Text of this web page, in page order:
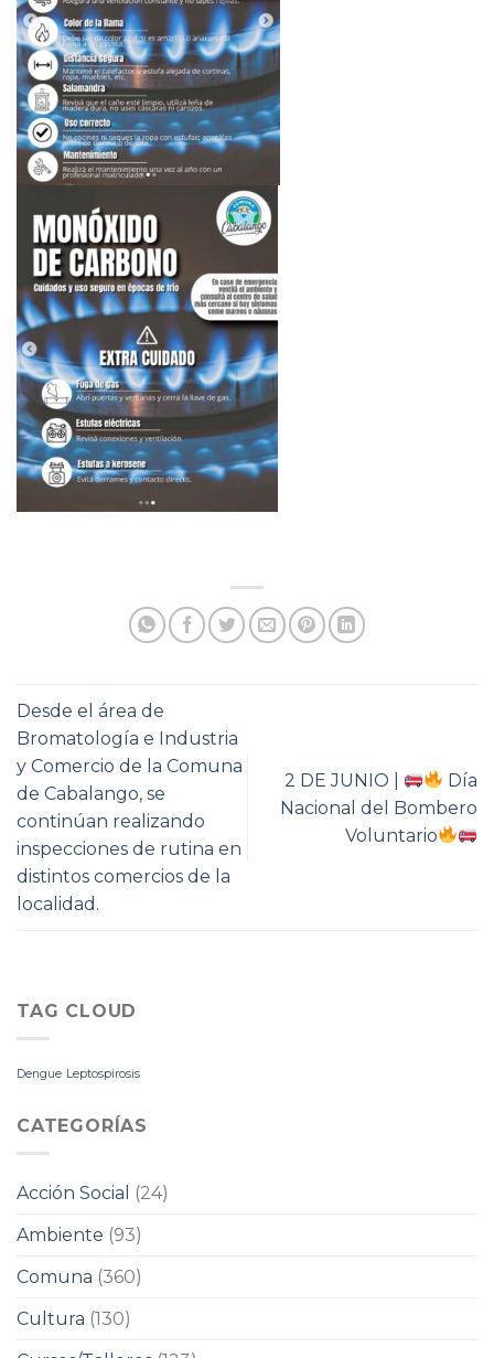
Desde el área de
Bromatología e Industria
y Comercio de la Comuna
de Cabalango, se
continúan realizando
inspecciones de rutina en
distintos comercios de la
localidad.
2 DE JUNIO |
Día
Nacional del Bombero
Voluntario
TAG CLOUD
Dengue Leptospirosis
CATEGORÍAS
Acción Social
(24)
Ambiente (93)
Comuna (360)
Cultura (130)